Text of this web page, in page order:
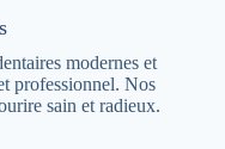
modernes et
professionnel. Nos
sain et radieux.